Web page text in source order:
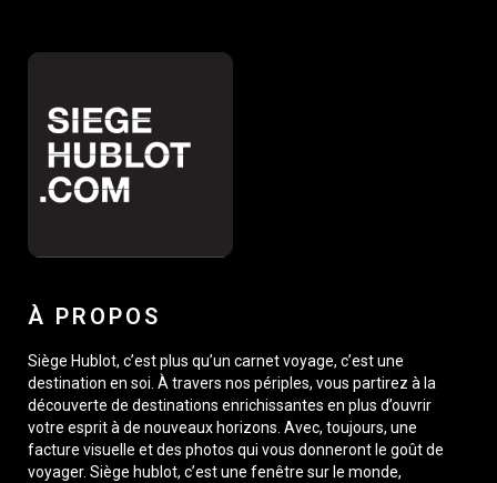
À PROPOS
Siège Hublot, c’est plus qu’un carnet voyage, c’est une
destination en soi. À travers nos périples, vous partirez à la
découverte de destinations enrichissantes en plus d’ouvrir
votre esprit à de nouveaux horizons. Avec, toujours, une
facture visuelle et des photos qui vous donneront le goût de
voyager. Siège hublot, c’est une fenêtre sur le monde,